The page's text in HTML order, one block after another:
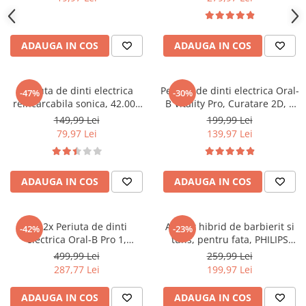
ADAUGA IN COS ADAUGA IN COS
-47%
Periuta de dinti electrica
reincarcabila sonica, 42.000
miscari/minut, 6 moduri
smart de curatare cu
temporizator, 4 capete de
periuta inlocuibile, IPX 7
Rezistent la apa, cablu
USB, baterie 500mAh, s
149,99 Lei
79,97 Lei
ADAUGA IN COS
-30%
Periuta de dinti electrica Oral-
B Vitality Pro, Curatare 2D, 3
programe, 1 Incarcator, 2
rezerve, Negru
199,99 Lei
139,97 Lei
ADAUGA IN COS
-42%
Set 2x Periuta de dinti
electrica Oral-B Pro 1,
Curatare 3D, 1 program, 1
capat de periaj, Negru/Roz
499,99 Lei
287,77 Lei
ADAUGA IN COS
-23%
Aparat hibrid de barbierit si
tuns, pentru fata, PHILIPS
OneBlade QP2724/31, 2 lame
360, cu piepteni (1,3,5 mm),
autonomie 45 min (NiMH),
saculet pentru
259,99 Lei
199,97 Lei
ADAUGA IN COS